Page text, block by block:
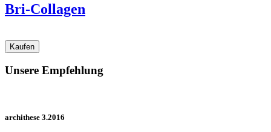
Bri-Collagen
Unsere Empfehlung
archithese 3.2016